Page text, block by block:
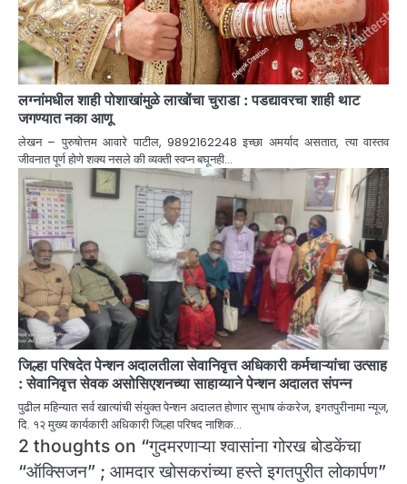
लग्नांमधील शाही पोशाखांमुळे लाखोंचा चुराडा : पडद्यावरचा शाही थाट
जगण्यात नका आणू
लेखन – पुरुषोत्तम आवारे पाटील, 9892162248 इच्छा अमर्याद असतात, त्या वास्तव
जीवनात पूर्ण होणे शक्य नसले की व्यक्ती स्वप्न बघूनही…
जिल्हा परिषदेत पेन्शन अदालतीला सेवानिवृत्त अधिकारी कर्मचाऱ्यांचा उत्साह
: सेवानिवृत्त सेवक असोसिएशनच्या साहाय्याने पेन्शन अदालत संपन्न
पुढील महिन्यात सर्व खात्यांची संयुक्त पेन्शन अदालत होणार सुभाष कंकरेज, इगतपुरीनामा न्यूज,
दि. १२ मुख्य कार्यकारी अधिकारी जिल्हा परिषद नाशिक…
2 thoughts on “गुदमरणाऱ्या श्वासांना गोरख बोडकेंचा
“ऑक्सिजन” ; आमदार खोसकरांच्या हस्ते इगतपुरीत लोकार्पण”